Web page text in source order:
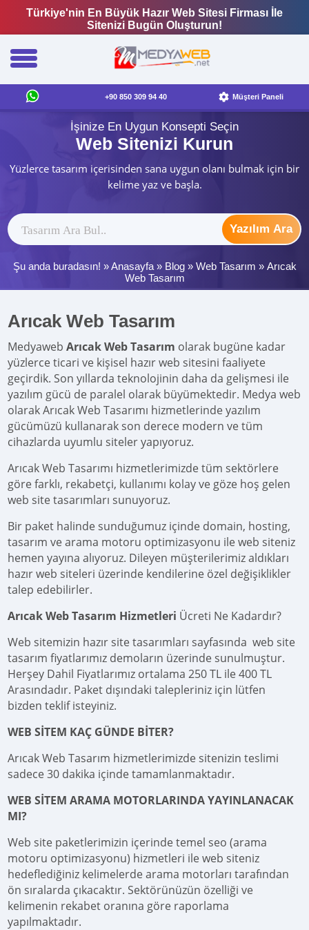
Türkiye'nin En Büyük Hazır Web Sitesi Firması İle
Sitenizi Bugün Oluşturun!
+90 850 309 94 40 Müşteri Paneli
İşinize En Uygun Konsepti Seçin
Web Sitenizi Kurun
Yüzlerce tasarım içerisinden sana uygun olanı bulmak için bir
kelime yaz ve başla.
Yazılım Ara
Şu anda buradasın! »Anasayfa» Blog» Web Tasarım » Arıcak
Web Tasarım
Arıcak Web Tasarım
MedyawebArıcak Web Tasarım olarak bugüne kadar
yüzlerce ticari ve kişisel hazır web sitesini faaliyete
geçirdik. Son yıllarda teknolojinin daha da gelişmesi ile
yazılım gücü de paralel olarak büyümektedir. Medya web
olarak Arıcak Web Tasarımı hizmetlerinde yazılım
gücümüzü kullanarak son derece modern ve tüm
cihazlarda uyumlu siteler yapıyoruz.
Arıcak Web Tasarımı hizmetlerimizde tüm sektörlere
göre farklı, rekabetçi, kullanımı kolay ve göze hoş gelen
web site tasarımları sunuyoruz.
Bir paket halinde sunduğumuz içinde domain, hosting,
tasarım ve arama motoru optimizasyonu ile web siteniz
hemen yayına alıyoruz. Dileyen müşterilerimiz aldıkları
hazır web siteleri üzerinde kendilerine özel değişiklikler
talep edebilirler.
Arıcak Web Tasarım Hizmetleri Ücreti Ne Kadardır?
Web sitemizin hazır site tasarımları sayfasında web site
tasarım fiyatlarımız demoların üzerinde sunulmuştur.
Herşey Dahil Fiyatlarımız ortalama 250 TL ile 400 TL
Arasındadır. Paket dışındaki talepleriniz için lütfen
bizden teklif isteyiniz.
WEB SİTEM KAÇ GÜNDE BİTER?
Arıcak Web Tasarım hizmetlerimizde sitenizin teslimi
sadece 30 dakika içinde tamamlanmaktadır.
WEB SİTEM ARAMA MOTORLARINDA YAYINLANACAK
MI?
Web site paketlerimizin içerinde temel seo (arama
motoru optimizasyonu) hizmetleri ile web siteniz
hedeflediğiniz kelimelerde arama motorları tarafından
ön sıralarda çıkacaktır. Sektörünüzün özelliği ve
kelimenin rekabet oranına göre raporlama
yapılmaktadır.